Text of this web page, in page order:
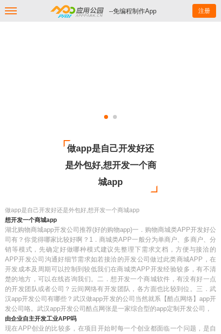
--免编程制作App 注册
做app是自己开发好还
是外包好,想开发一个商
城app
做app是自己开发好还是外包好,想开发一个商城app
想开发一个商城app
湖北购物商城app开发公司推荐(好的购物app)一．购物商城类APP开发好公
司有？你觉得哪家比较好啊？1．商城类APP一般分为单商户、多商户、分
销等模式，先确定好做哪种模式建议先整理下需求文档，方便与接洽的
APP开发公司沟通好细节需求如若接洽的开发公司做过此类商城APP，在
开发成本及周期可以控制到较低我们在商城类APP开发经验较多，有不清
楚的地方，可以在线咨询我们。二．想开发一个商城软件，有没有好一点
的开发团队或者公司？云间网络有开发团队，各方面也比较到位。三．武
汉app开发公司有哪些？武汉做app开发的公司当然就系【酷点网络】app开
发公司咯。武汉app开发公司酷点网张是一家综合型的app定制开发公司，
由企业自主开发工业APP吗
现在APP创业的比较多，在项目开始时每一个创业都面临一个问题，是自